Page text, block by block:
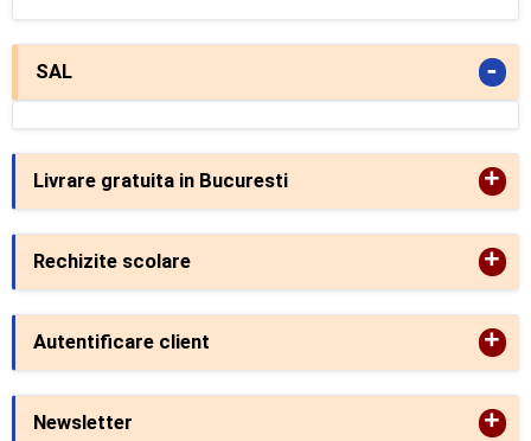
SAL -
Livrare gratuita in Bucuresti +
Rechizite scolare +
Autentificare client +
Newsletter +